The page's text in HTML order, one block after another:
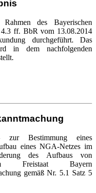
des Bayerischen
4.3 ff. BbR vom 13.08.2014
durchgeführt. Das
in dem nachfolgenden
zur Bestimmung eines
eines NGA-Netzes im
des Aufbaus von
im Freistaat Bayern
gemäß Nr. 5.1 Satz 5